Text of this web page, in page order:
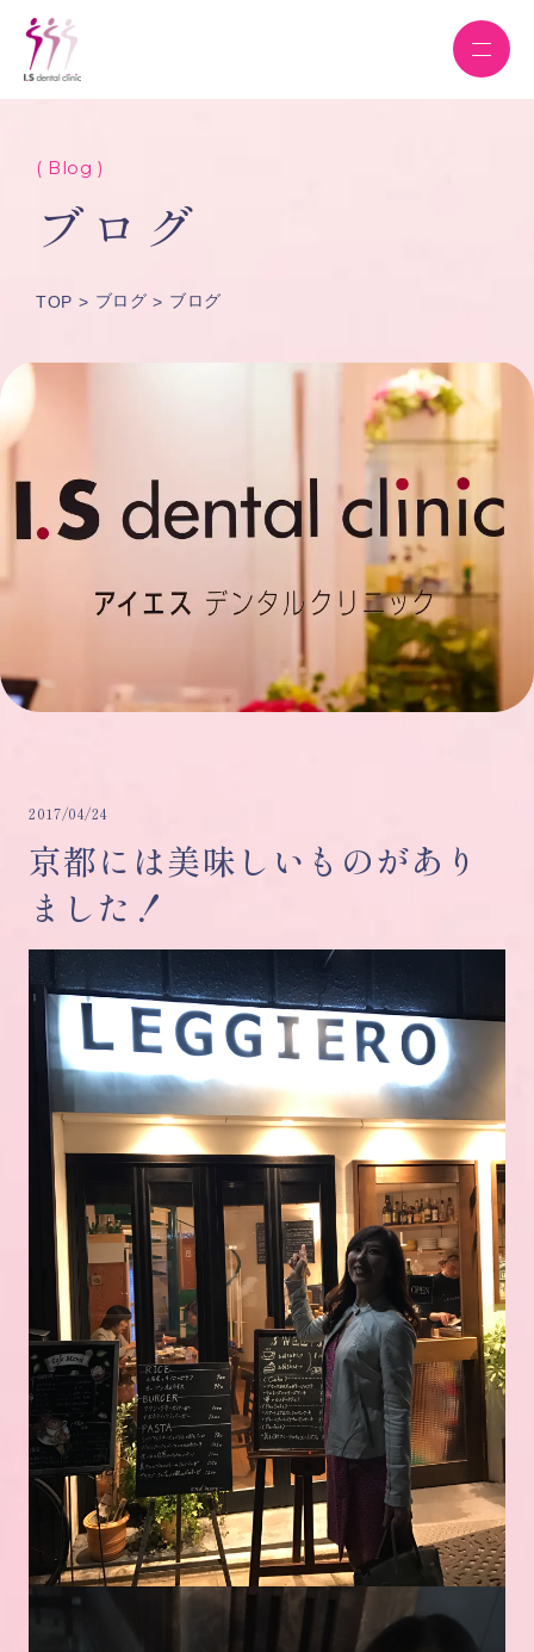
( Blog )
ブログ
TOP ブログ ブログ
2017/04/24
京都には美味しいものがあり
ました！